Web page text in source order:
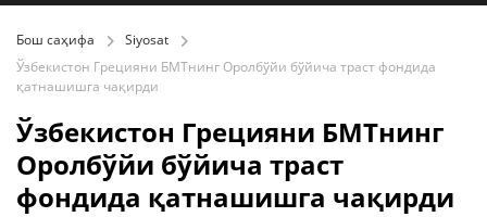
Бош саҳифа
Siyosat
Ўзбекистон Грецияни БМТнинг Оролбўйи бўйича траст фондида
қатнашишга чақирди
Ўзбекистон Грецияни БМТнинг
Оролбўйи бўйича траст
фондида қатнашишга чақирди